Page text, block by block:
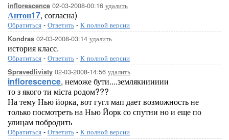
inflorescence 02-03-2008-00:16 удалить
Антон17, согласна)
Обратиться - Ответить - К полной версии
Kondras 02-03-2008-03:14 удалить
история класс.
Обратиться - Ответить - К полной версии
Spravedlivisty 02-03-2008-14:56 удалить
inflorescence, неможе бути....землякииииии
то з якого ти міста родом???
На тему Нью йорка, вот гугл мап дает возможность не
только посмотреть на Нью Йорк со спутни но и еще по
улицам побродить
Обратиться - Ответить - К полной версии